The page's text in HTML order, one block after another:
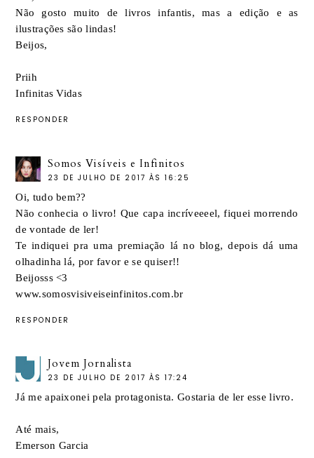
Não gosto muito de livros infantis, mas a edição e as
ilustrações são lindas!
Beijos,
Priih
Infinitas Vidas
RESPONDER
Somos Visíveis e Infinitos
23 DE JULHO DE 2017 ÀS 16:25
Oi, tudo bem??
Não conhecia o livro! Que capa incríveeeel, fiquei morrendo
de vontade de ler!
Te indiquei pra uma premiação lá no blog, depois dá uma
olhadinha lá, por favor e se quiser!!
Beijosss <3
www.somosvisiveiseinfinitos.com.br
RESPONDER
Jovem Jornalista
23 DE JULHO DE 2017 ÀS 17:24
Já me apaixonei pela protagonista. Gostaria de ler esse livro.
Até mais,
Emerson Garcia